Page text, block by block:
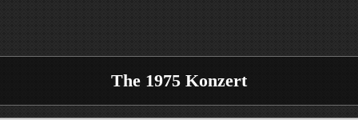
The 1975 Konzert